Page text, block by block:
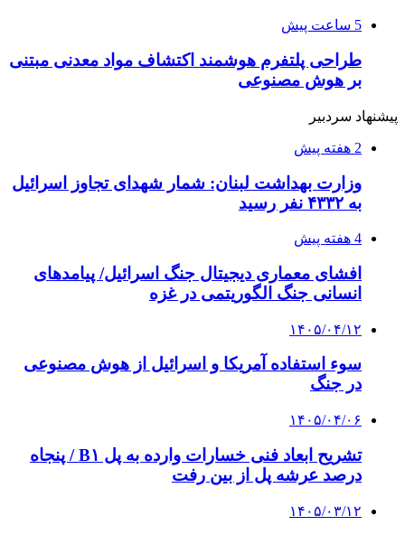
5 ساعت پیش
طراحی پلتفرم هوشمند اکتشاف مواد معدنی مبتنی
بر هوش مصنوعی
پیشنهاد سردبیر
2 هفته پیش
وزارت بهداشت لبنان: شمار شهدای تجاوز اسرائیل
به ۴۳۳۲ نفر رسید
4 هفته پیش
افشای معماری دیجیتال جنگ اسرائیل/ پیامدهای
انسانی جنگ الگوریتمی در غزه
۱۴۰۵/۰۴/۱۲
سوء استفاده آمریکا و اسرائیل از هوش مصنوعی
در جنگ
۱۴۰۵/۰۴/۰۶
تشریح ابعاد فنی خسارات وارده به پل B۱ / پنجاه
درصد عرشه پل از بین رفت
۱۴۰۵/۰۳/۱۲